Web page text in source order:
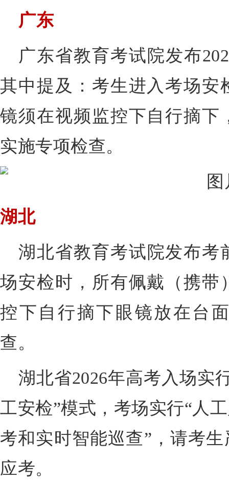
广东
广东省教育考试院发布
其中提及：考生进入考场安
镜须在视频监控下自行摘下
实施专项检查。
湖北
湖北省教育考试院发布考
场安检时，所有佩戴（携带
控下自行摘下眼镜放在台
查。
湖北省2026年高考入场实
工安检”模式，考场实行“人
考和实时智能巡查”，请考
应考。